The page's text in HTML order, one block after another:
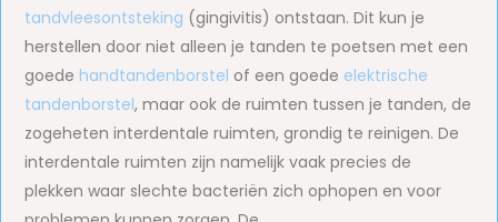
tandvleesontsteking (gingivitis) ontstaan. Dit kun je
herstellen door niet alleen je tanden te poetsen met een
goede handtandenborstel of een goede elektrische
tandenborstel, maar ook de ruimten tussen je tanden, de
zogeheten interdentale ruimten, grondig te reinigen. De
interdentale ruimten zijn namelijk vaak precies de
plekken waar slechte bacteriën zich ophopen en voor